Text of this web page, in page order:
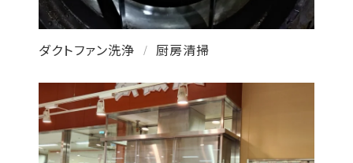
ダクトファン洗浄 / 厨房清掃